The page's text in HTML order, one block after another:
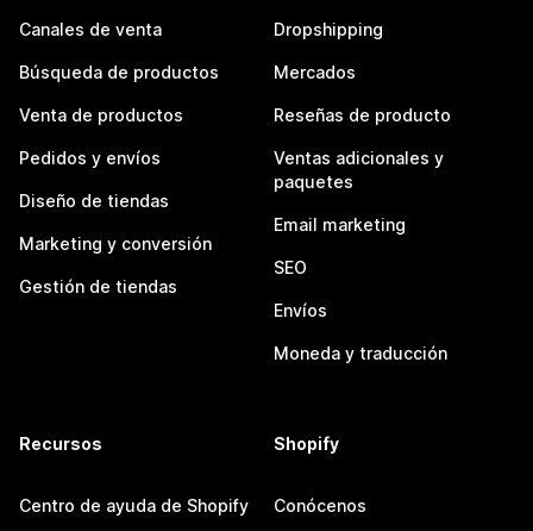
Canales de venta
Búsqueda de productos
Venta de productos
Pedidos y envíos
Diseño de tiendas
Marketing y conversión
Gestión de tiendas
Dropshipping
Mercados
Reseñas de producto
Ventas adicionales y
paquetes
Email marketing
SEO
Envíos
Moneda y traducción
Recursos
Centro de ayuda de Shopify
Shopify
Conócenos